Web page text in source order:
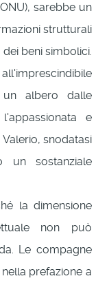
sarebbe un
strutturali
beni simbolici.
un albero dalle
e
snodatasi
sostanziale
la dimensione
non può
Le compagne
prefazione a